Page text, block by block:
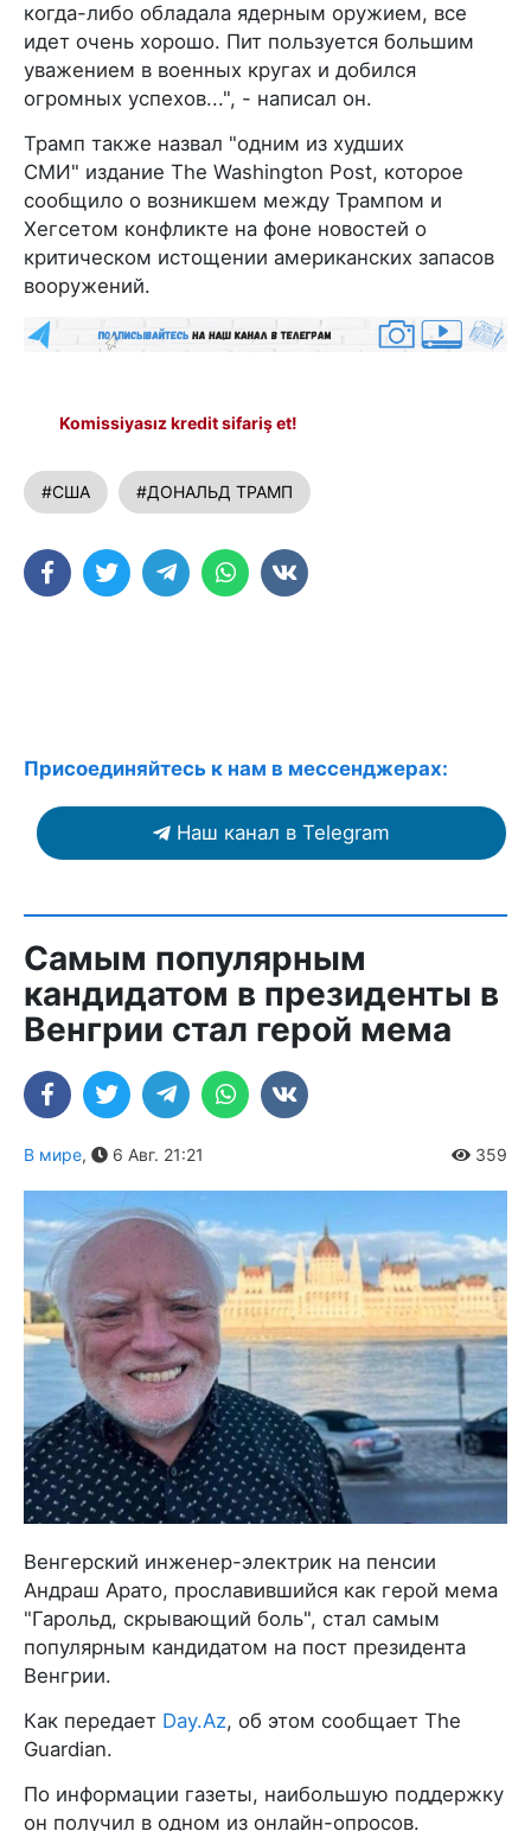
когда-либо обладала ядерным оружием, все
идет очень хорошо. Пит пользуется большим
уважением в военных кругах и добился
огромных успехов...", - написал он.
Трамп также назвал "одним из худших
СМИ" издание The Washington Post, которое
сообщило о возникшем между Трампом и
Хегсетом конфликте на фоне новостей о
критическом истощении американских запасов
вооружений.
Komissiyasız kredit sifariş et!
#США #ДОНАЛЬД ТРАМП
Присоединяйтесь к нам в мессенджерах:
Наш канал в Telegram
Самым популярным
кандидатом в президенты в
Венгрии стал герой мема
В мире, 6 Авг. 21:21 359
Венгерский инженер-электрик на пенсии
Андраш Арато, прославившийся как герой мема
"Гарольд, скрывающий боль", стал самым
популярным кандидатом на пост президента
Венгрии.
Как передает Day.Az, об этом сообщает The
Guardian.
По информации газеты, наибольшую поддержку
он получил в одном из онлайн-опросов.